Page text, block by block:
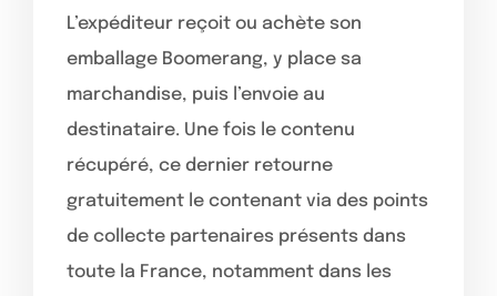
L’expéditeur reçoit ou achète son
emballage Boomerang, y place sa
marchandise, puis l’envoie au
destinataire. Une fois le contenu
récupéré, ce dernier retourne
gratuitement le contenant via des points
de collecte partenaires présents dans
toute la France, notamment dans les